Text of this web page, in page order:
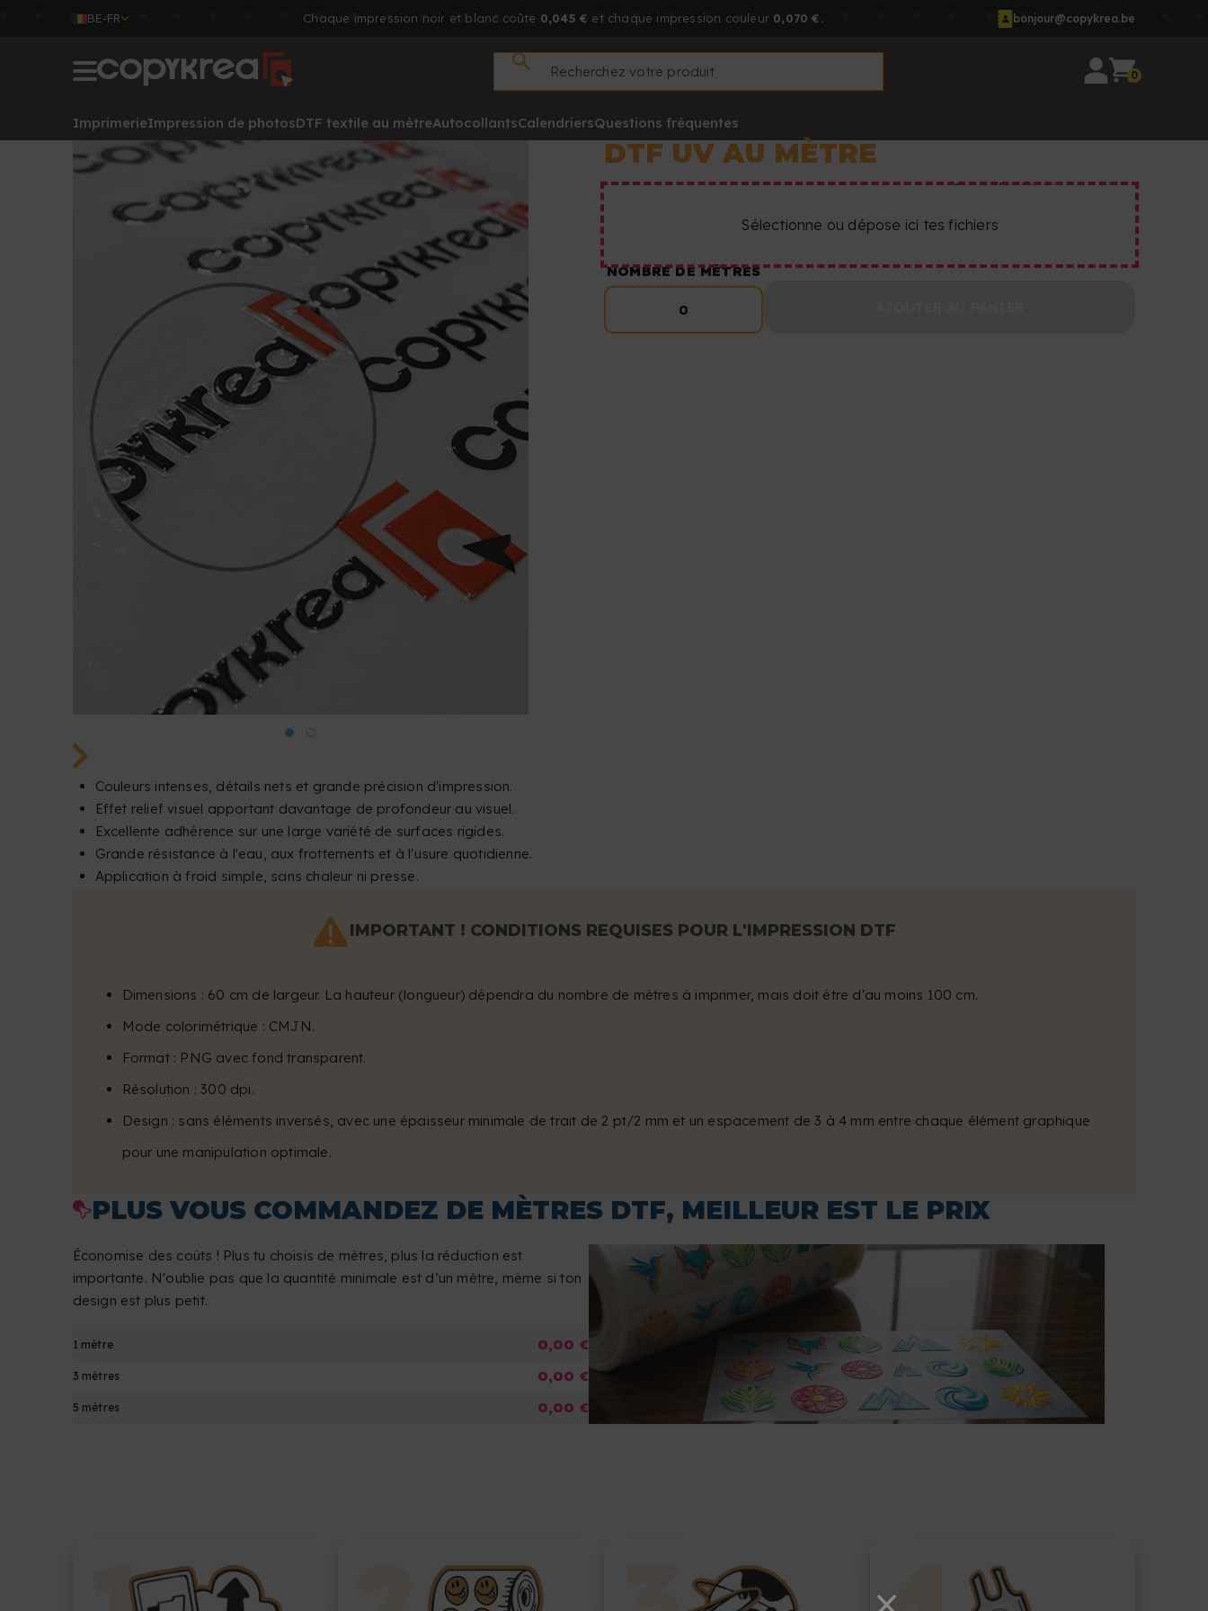
BE-FR Chaque impression noir et blanc coûte 0,045 € et chaque impression couleur 0,070 €. bonjour@copykrea.be
0
ImprimerieImpression de photosDTF textile au mètreAutocollantsCalendriersQuestions fréquentes
Accueil DTF UV au mètre
Couleurs intenses, détails nets et grande précision d'impression.
Effet relief visuel apportant davantage de profondeur au visuel.
Excellente adhérence sur une large variété de surfaces rigides.
Grande résistance à l'eau, aux frottements et à l'usure quotidienne.
Application à froid simple, sans chaleur ni presse.
DTF UV AU MÈTRE
Sélectionne ou dépose ici tes fichiers
NOMBRE DE MÈTRES
0
IMPORTANT ! CONDITIONS REQUISES POUR L'IMPRESSION DTF
Dimensions : 60 cm de largeur. La hauteur (longueur) dépendra du nombre de mètres à imprimer, mais doit être d'au moins 100 cm.
Mode colorimétrique : CMJN.
Format : PNG avec fond transparent.
Résolution : 300 dpi.
Design : sans éléments inversés, avec une épaisseur minimale de trait de 2 pt/2 mm et un espacement de 3 à 4 mm entre chaque élément graphique
pour une manipulation optimale.
PLUS VOUS COMMANDEZ DE MÈTRES DTF, MEILLEUR EST LE PRIX
Économise des coûts ! Plus tu choisis de mètres, plus la réduction est
importante. N'oublie pas que la quantité minimale est d’un mètre, même si ton
design est plus petit.
1 mètre 0,00 €
3 mètres 0,00 €
5 mètres 0,00 €